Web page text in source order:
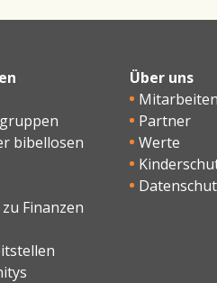
bibellosen
Finanzen
Über uns
Partner
Werte